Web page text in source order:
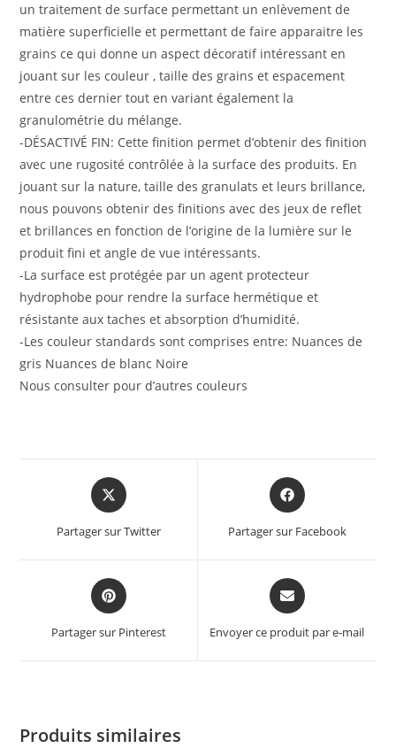
un traitement de surface permettant un enlèvement de
matière superficielle et permettant de faire apparaitre les
grains ce qui donne un aspect décoratif intéressant en
jouant sur les couleur , taille des grains et espacement
entre ces dernier tout en variant également la
granulométrie du mélange.
-DÉSACTIVÉ FIN: Cette finition permet d’obtenir des finition
avec une rugosité contrôlée à la surface des produits. En
jouant sur la nature, taille des granulats et leurs brillance,
nous pouvons obtenir des finitions avec des jeux de reflet
et brillances en fonction de l’origine de la lumière sur le
produit fini et angle de vue intéressants.
-La surface est protégée par un agent protecteur
hydrophobe pour rendre la surface hermétique et
résistante aux taches et absorption d’humidité.
-Les couleur standards sont comprises entre: Nuances de
gris Nuances de blanc Noire
Nous consulter pour d’autres couleurs
Partager sur Twitter Partager sur Facebook
Partager sur Pinterest Envoyer ce produit par e-mail
Produits similaires